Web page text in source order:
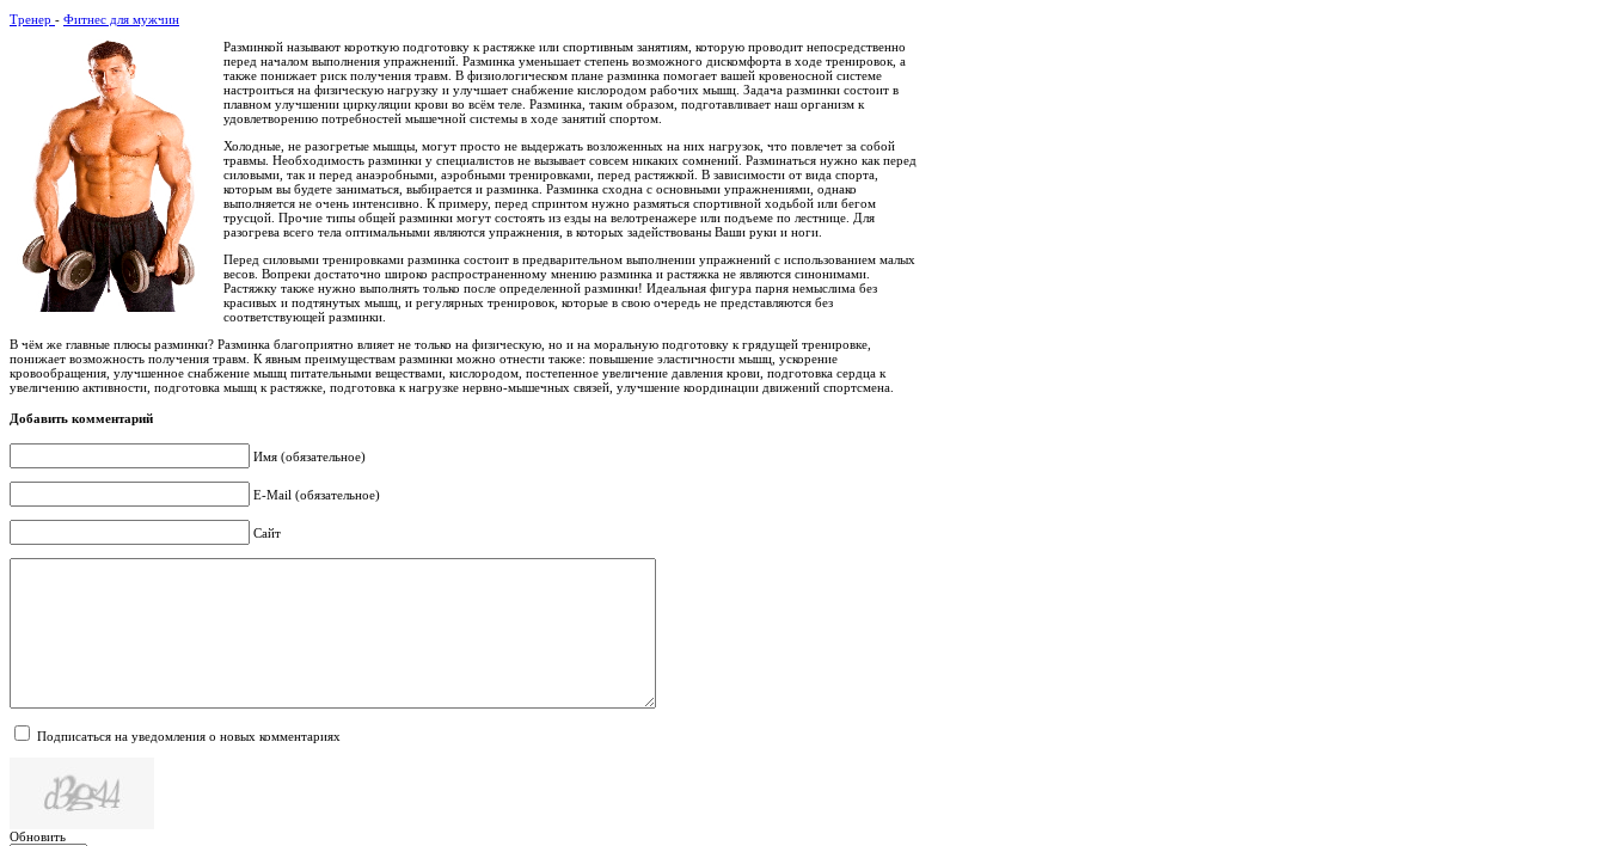
Тренер - Фитнес для мужчин
Разминкой называют короткую подготовку к растяжке или спортивным занятиям, которую проводит непосредственно
перед началом выполнения упражнений. Разминка уменьшает степень возможного дискомфорта в ходе тренировок, а
также понижает риск получения травм. В физиологическом плане разминка помогает вашей кровеносной системе
настроиться на физическую нагрузку и улучшает снабжение кислородом рабочих мышц. Задача разминки состоит в
плавном улучшении циркуляции крови во всём теле. Разминка, таким образом, подготавливает наш организм к
удовлетворению потребностей мышечной системы в ходе занятий спортом.
Холодные, не разогретые мышцы, могут просто не выдержать возложенных на них нагрузок, что повлечет за собой
травмы. Необходимость разминки у специалистов не вызывает совсем никаких сомнений. Разминаться нужно как перед
силовыми, так и перед анаэробными, аэробными тренировками, перед растяжкой. В зависимости от вида спорта,
которым вы будете заниматься, выбирается и разминка. Разминка сходна с основными упражнениями, однако
выполняется не очень интенсивно. К примеру, перед спринтом нужно размяться спортивной ходьбой или бегом
трусцой. Прочие типы общей разминки могут состоять из езды на велотренажере или подъеме по лестнице. Для
разогрева всего тела оптимальными являются упражнения, в которых задействованы Ваши руки и ноги.
Перед силовыми тренировками разминка состоит в предварительном выполнении упражнений с использованием малых
весов. Вопреки достаточно широко распространенному мнению разминка и растяжка не являются синонимами.
Растяжку также нужно выполнять только после определенной разминки! Идеальная фигура парня немыслима без
красивых и подтянутых мышц, и регулярных тренировок, которые в свою очередь не представляются без
соответствующей разминки.
В чём же главные плюсы разминки? Разминка благоприятно влияет не только на физическую, но и на моральную подготовку к грядущей тренировке,
понижает возможность получения травм. К явным преимуществам разминки можно отнести также: повышение эластичности мышц, ускорение
кровообращения, улучшенное снабжение мышц питательными веществами, кислородом, постепенное увеличение давления крови, подготовка сердца к
увеличению активности, подготовка мышц к растяжке, подготовка к нагрузке нервно-мышечных связей, улучшение координации движений спортсмена.
Добавить комментарий
Имя (обязательное)
E-Mail (обязательное)
Сайт
Подписаться на уведомления о новых комментариях
Обновить